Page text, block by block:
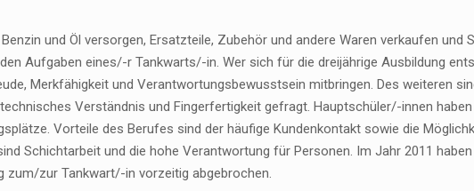
und Öl versorgen, Ersatzteile, Zubehör und andere Waren verkaufen und
Aufgaben eines/-r Tankwarts/-in. Wer sich für die dreijährige Ausbildung
Merkfähigkeit und Verantwortungsbewusstsein mitbringen. Des weiteren
Verständnis und Fingerfertigkeit gefragt. Hauptschüler/-innen
Vorteile des Berufes sind der häufige Kundenkontakt sowie die
Schichtarbeit und die hohe Verantwortung für Personen. Im Jahr 2011
zum/zur Tankwart/-in vorzeitig abgebrochen.